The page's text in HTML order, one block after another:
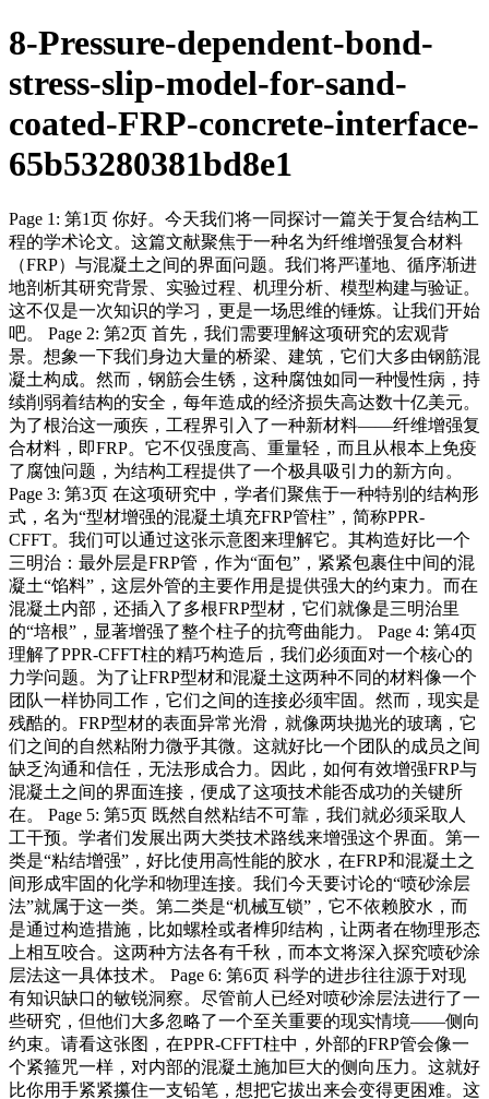
8-Pressure-dependent-bond-
stress-slip-model-for-sand-
coated-FRP-concrete-interface-
65b53280381bd8e1
Page 1: 第1页 你好。今天我们将一同探讨一篇关于复合结构工
程的学术论文。这篇文献聚焦于一种名为纤维增强复合材料
（FRP）与混凝土之间的界面问题。我们将严谨地、循序渐进
地剖析其研究背景、实验过程、机理分析、模型构建与验证。
这不仅是一次知识的学习，更是一场思维的锤炼。让我们开始
吧。 Page 2: 第2页 首先，我们需要理解这项研究的宏观背
景。想象一下我们身边大量的桥梁、建筑，它们大多由钢筋混
凝土构成。然而，钢筋会生锈，这种腐蚀如同一种慢性病，持
续削弱着结构的安全，每年造成的经济损失高达数十亿美元。
为了根治这一顽疾，工程界引入了一种新材料——纤维增强复
合材料，即FRP。它不仅强度高、重量轻，而且从根本上免疫
了腐蚀问题，为结构工程提供了一个极具吸引力的新方向。
Page 3: 第3页 在这项研究中，学者们聚焦于一种特别的结构形
式，名为“型材增强的混凝土填充FRP管柱”，简称PPR-
CFFT。我们可以通过这张示意图来理解它。其构造好比一个
三明治：最外层是FRP管，作为“面包”，紧紧包裹住中间的混
凝土“馅料”，这层外管的主要作用是提供强大的约束力。而在
混凝土内部，还插入了多根FRP型材，它们就像是三明治里
的“培根”，显著增强了整个柱子的抗弯曲能力。 Page 4: 第4页
理解了PPR-CFFT柱的精巧构造后，我们必须面对一个核心的
力学问题。为了让FRP型材和混凝土这两种不同的材料像一个
团队一样协同工作，它们之间的连接必须牢固。然而，现实是
残酷的。FRP型材的表面异常光滑，就像两块抛光的玻璃，它
们之间的自然粘附力微乎其微。这就好比一个团队的成员之间
缺乏沟通和信任，无法形成合力。因此，如何有效增强FRP与
混凝土之间的界面连接，便成了这项技术能否成功的关键所
在。 Page 5: 第5页 既然自然粘结不可靠，我们就必须采取人
工干预。学者们发展出两大类技术路线来增强这个界面。第一
类是“粘结增强”，好比使用高性能的胶水，在FRP和混凝土之
间形成牢固的化学和物理连接。我们今天要讨论的“喷砂涂层
法”就属于这一类。第二类是“机械互锁”，它不依赖胶水，而
是通过构造措施，比如螺栓或者榫卯结构，让两者在物理形态
上相互咬合。这两种方法各有千秋，而本文将深入探究喷砂涂
层法这一具体技术。 Page 6: 第6页 科学的进步往往源于对现
有知识缺口的敏锐洞察。尽管前人已经对喷砂涂层法进行了一
些研究，但他们大多忽略了一个至关重要的现实情境——侧向
约束。请看这张图，在PPR-CFFT柱中，外部的FRP管会像一
个紧箍咒一样，对内部的混凝土施加巨大的侧向压力。这就好
比你用手紧紧攥住一支铅笔，想把它拔出来会变得更困难。这